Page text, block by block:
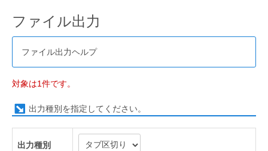
ファイル出力
ファイル出力ヘルプ
対象は1件です。
出力種別を指定してください。
出力種別